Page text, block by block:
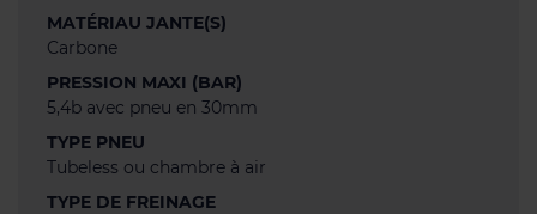
MATÉRIAU JANTE(S)
Carbone
PRESSION MAXI (BAR)
5,4b avec pneu en 30mm
TYPE PNEU
Tubeless ou chambre à air
TYPE DE FREINAGE